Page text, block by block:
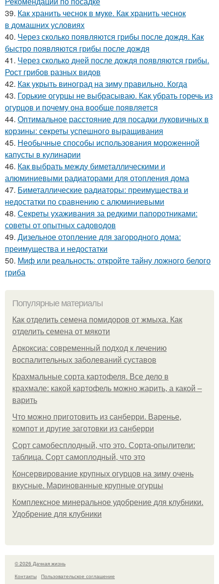
39. Как хранить чеснок в муке. Как хранить чеснок
в домашних условиях
40. Через сколько появляются грибы после дождя. Как
быстро появляются грибы после дождя
41. Через сколько дней после дождя появляются грибы.
Рост грибов разных видов
42. Как укрыть виноград на зиму правильно. Когда
43. Горькие огурцы не выбрасываю. Как убрать горечь из
огурцов и почему она вообще появляется
44. Оптимальное расстояние для посадки луковичных в
корзины: секреты успешного выращивания
45. Необычные способы использования мороженной
капусты в кулинарии
46. Как выбрать между биметаллическими и
алюминиевыми радиаторами для отопления дома
47. Биметаллические радиаторы: преимущества и
недостатки по сравнению с алюминиевыми
48. Секреты ухаживания за редкими папоротниками:
советы от опытных садоводов
49. Дизельное отопление для загородного дома:
преимущества и недостатки
50. Миф или реальность: откройте тайну ложного белого
гриба
Популярные материалы
Как отделить семена помидоров от жмыха. Как
отделить семена от мякоти
Аркоксиа: современный подход к лечению
воспалительных заболеваний суставов
Крахмальные сорта картофеля. Все дело в
крахмале: какой картофель можно жарить, а какой –
варить
Что можно приготовить из санберри. Варенье,
компот и другие заготовки из санберри
Сорт самобесплодный, что это. Сорта-опылители:
таблица. Сорт самоплодный, что это
Консервирование крупных огурцов на зиму очень
вкусные. Маринованные крупные огурцы
Комплексное минеральное удобрение для клубники.
Удобрение для клубники
© 2026 Дачная жизнь
Контакты
Пользовательское соглашение